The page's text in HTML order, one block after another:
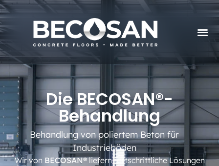
Die BECOSAN®-
Behandlung
Behandlung von poliertem Beton für
Industrieböden
Wir von BECOSAN®liefern fortschrittliche Lösungen